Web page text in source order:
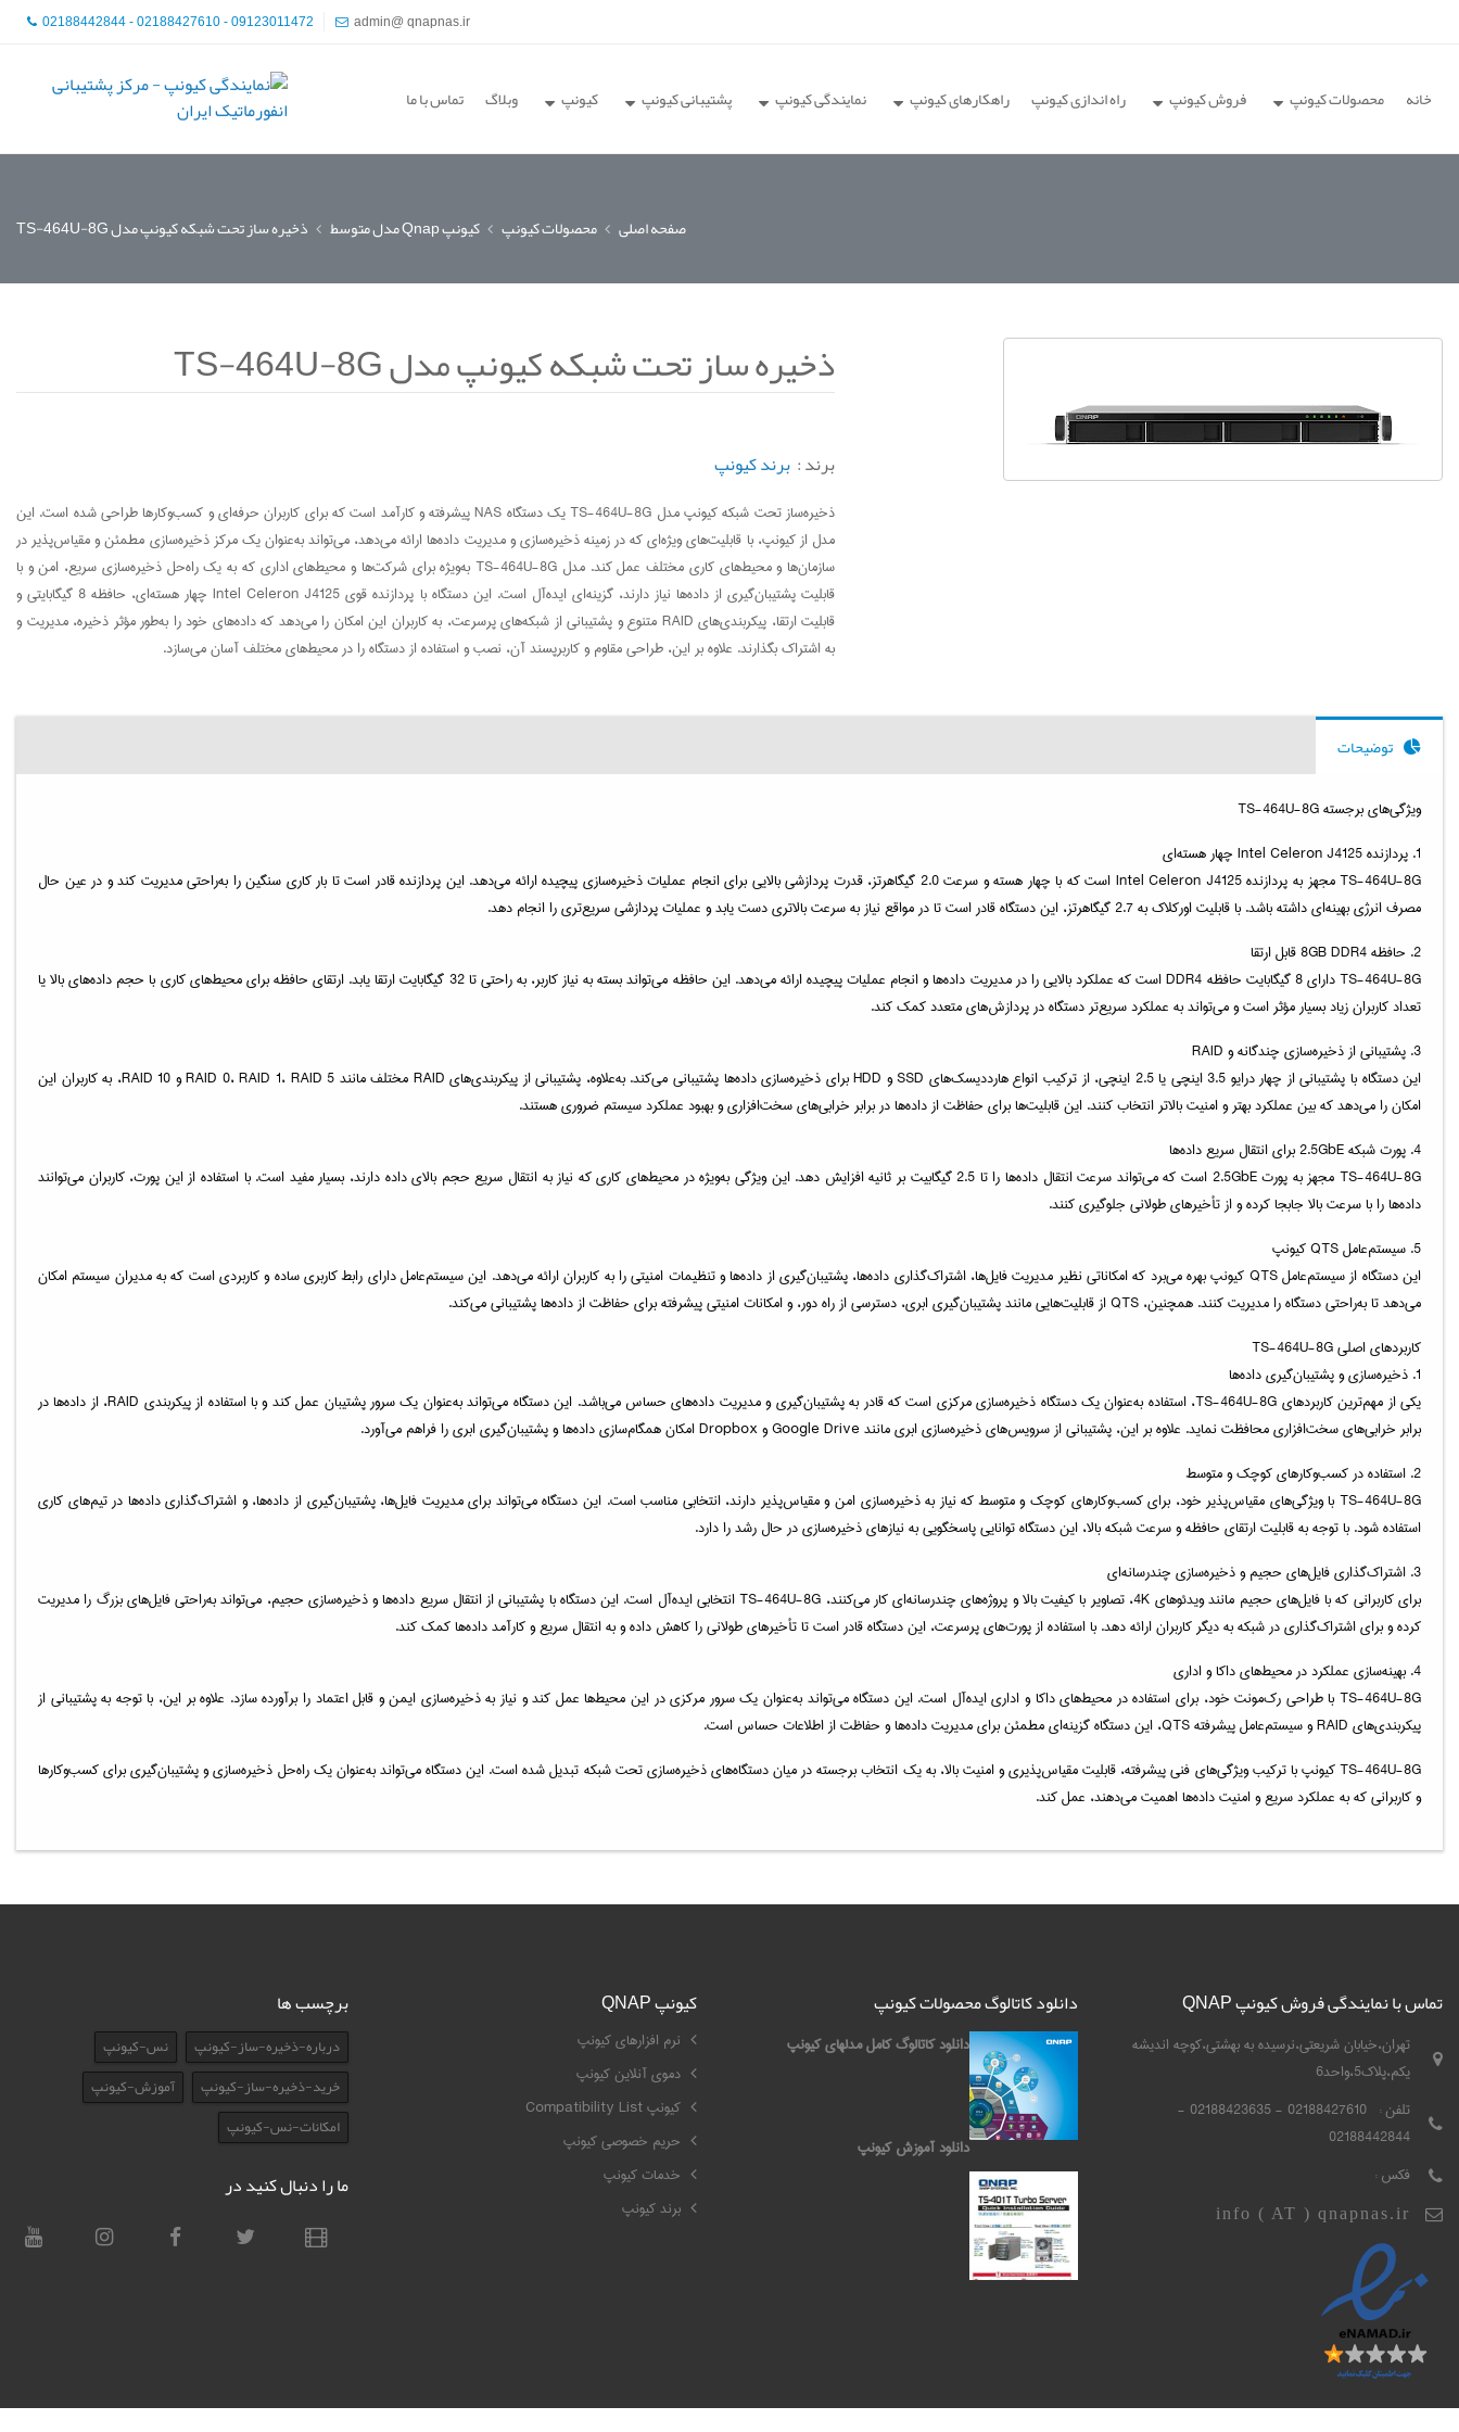
02188442844 - 02188427610 - 09123011472 admin@ qnapnas.ir
خانه محصولات کیونپ فروش کیونپ راه اندازی کیونپ راهکارهای کیونپ نمایندگی کیونپ پشتیبانی کیونپ کیونپ وبلاگ تماس با ما
صفحه اصلی محصولات کیونپ کیونپ Qnap مدل متوسط ذخیره ساز تحت شبکه کیونپ مدل TS-464U-8G
ذخیره ساز تحت شبکه کیونپ مدل TS-464U-8G
برند : برند کیونپ
ذخیره‌ساز تحت شبکه کیونپ مدل TS-464U-8G یک دستگاه NAS پیشرفته و کارآمد است که برای کاربران حرفه‌ای و کسب‌وکارها طراحی شده است. این
مدل از کیونپ، با قابلیت‌های ویژه‌ای که در زمینه ذخیره‌سازی و مدیریت داده‌ها ارائه می‌دهد، می‌تواند به‌عنوان یک مرکز ذخیره‌سازی مطمئن و مقیاس‌پذیر در
سازمان‌ها و محیط‌های کاری مختلف عمل کند. مدل TS-464U-8G به‌ویژه برای شرکت‌ها و محیط‌های اداری که به یک راه‌حل ذخیره‌سازی سریع، امن و با
قابلیت پشتیبان‌گیری از داده‌ها نیاز دارند، گزینه‌ای ایده‌آل است. این دستگاه با پردازنده قوی Intel Celeron J4125 چهار هسته‌ای، حافظه 8 گیگابایتی و
قابلیت ارتقا، پیکربندی‌های RAID متنوع و پشتیبانی از شبکه‌های پرسرعت، به کاربران این امکان را می‌دهد که داده‌های خود را به‌طور مؤثر ذخیره، مدیریت و
به اشتراک بگذارند. علاوه بر این، طراحی مقاوم و کاربرپسند آن، نصب و استفاده از دستگاه را در محیط‌های مختلف آسان می‌سازد.
توضیحات
ویژگی‌های برجسته TS-464U-8G
1. پردازنده Intel Celeron J4125 چهار هسته‌ای
TS-464U-8G مجهز به پردازنده Intel Celeron J4125 است که با چهار هسته و سرعت 2.0 گیگاهرتز، قدرت پردازشی بالایی برای انجام عملیات ذخیره‌سازی پیچیده ارائه می‌دهد. این پردازنده قادر است تا بار کاری سنگین را به‌راحتی مدیریت کند و در عین حال
مصرف انرژی بهینه‌ای داشته باشد. با قابلیت اورکلاک به 2.7 گیگاهرتز، این دستگاه قادر است تا در مواقع نیاز به سرعت بالاتری دست یابد و عملیات پردازشی سریع‌تری را انجام دهد.
2. حافظه 8GB DDR4 قابل ارتقا
TS-464U-8G دارای 8 گیگابایت حافظه DDR4 است که عملکرد بالایی را در مدیریت داده‌ها و انجام عملیات پیچیده ارائه می‌دهد. این حافظه می‌تواند بسته به نیاز کاربر، به راحتی تا 32 گیگابایت ارتقا یابد. ارتقای حافظه برای محیط‌های کاری با حجم داده‌های بالا یا
تعداد کاربران زیاد بسیار مؤثر است و می‌تواند به عملکرد سریع‌تر دستگاه در پردازش‌های متعدد کمک کند.
3. پشتیبانی از ذخیره‌سازی چندگانه و RAID
این دستگاه با پشتیبانی از چهار درایو 3.5 اینچی یا 2.5 اینچی، از ترکیب انواع هارددیسک‌های SSD و HDD برای ذخیره‌سازی داده‌ها پشتیبانی می‌کند. به‌علاوه، پشتیبانی از پیکربندی‌های RAID مختلف مانند RAID 0، RAID 1، RAID 5 و RAID 10، به کاربران این
امکان را می‌دهد که بین عملکرد بهتر و امنیت بالاتر انتخاب کنند. این قابلیت‌ها برای حفاظت از داده‌ها در برابر خرابی‌های سخت‌افزاری و بهبود عملکرد سیستم ضروری هستند.
4. پورت شبکه 2.5GbE برای انتقال سریع داده‌ها
TS-464U-8G مجهز به پورت 2.5GbE است که می‌تواند سرعت انتقال داده‌ها را تا 2.5 گیگابیت بر ثانیه افزایش دهد. این ویژگی به‌ویژه در محیط‌های کاری که نیاز به انتقال سریع حجم بالای داده دارند، بسیار مفید است. با استفاده از این پورت، کاربران می‌توانند
داده‌ها را با سرعت بالا جابجا کرده و از تأخیرهای طولانی جلوگیری کنند.
5. سیستم‌عامل QTS کیونپ
این دستگاه از سیستم‌عامل QTS کیونپ بهره می‌برد که امکاناتی نظیر مدیریت فایل‌ها، اشتراک‌گذاری داده‌ها، پشتیبان‌گیری از داده‌ها و تنظیمات امنیتی را به کاربران ارائه می‌دهد. این سیستم‌عامل دارای رابط کاربری ساده و کاربردی است که به مدیران سیستم امکان
می‌دهد تا به‌راحتی دستگاه را مدیریت کنند. همچنین، QTS از قابلیت‌هایی مانند پشتیبان‌گیری ابری، دسترسی از راه دور، و امکانات امنیتی پیشرفته برای حفاظت از داده‌ها پشتیبانی می‌کند.
کاربردهای اصلی TS-464U-8G
1. ذخیره‌سازی و پشتیبان‌گیری داده‌ها
یکی از مهم‌ترین کاربردهای TS-464U-8G، استفاده به‌عنوان یک دستگاه ذخیره‌سازی مرکزی است که قادر به پشتیبان‌گیری و مدیریت داده‌های حساس می‌باشد. این دستگاه می‌تواند به‌عنوان یک سرور پشتیبان عمل کند و با استفاده از پیکربندی RAID، از داده‌ها در
برابر خرابی‌های سخت‌افزاری محافظت نماید. علاوه بر این، پشتیبانی از سرویس‌های ذخیره‌سازی ابری مانند Google Drive و Dropbox امکان همگام‌سازی داده‌ها و پشتیبان‌گیری ابری را فراهم می‌آورد.
2. استفاده در کسب‌وکارهای کوچک و متوسط
TS-464U-8G با ویژگی‌های مقیاس‌پذیر خود، برای کسب‌وکارهای کوچک و متوسط که نیاز به ذخیره‌سازی امن و مقیاس‌پذیر دارند، انتخابی مناسب است. این دستگاه می‌تواند برای مدیریت فایل‌ها، پشتیبان‌گیری از داده‌ها، و اشتراک‌گذاری داده‌ها در تیم‌های کاری
استفاده شود. با توجه به قابلیت ارتقای حافظه و سرعت شبکه بالا، این دستگاه توانایی پاسخگویی به نیازهای ذخیره‌سازی در حال رشد را دارد.
3. اشتراک‌گذاری فایل‌های حجیم و ذخیره‌سازی چندرسانه‌ای
برای کاربرانی که با فایل‌های حجیم مانند ویدئوهای 4K، تصاویر با کیفیت بالا و پروژه‌های چندرسانه‌ای کار می‌کنند، TS-464U-8G انتخابی ایده‌آل است. این دستگاه با پشتیبانی از انتقال سریع داده‌ها و ذخیره‌سازی حجیم، می‌تواند به‌راحتی فایل‌های بزرگ را مدیریت
کرده و برای اشتراک‌گذاری در شبکه به دیگر کاربران ارائه دهد. با استفاده از پورت‌های پرسرعت، این دستگاه قادر است تا تأخیرهای طولانی را کاهش داده و به انتقال سریع و کارآمد داده‌ها کمک کند.
4. بهینه‌سازی عملکرد در محیط‌های داکا و اداری
TS-464U-8G با طراحی رک‌مونت خود، برای استفاده در محیط‌های داکا و اداری ایده‌آل است. این دستگاه می‌تواند به‌عنوان یک سرور مرکزی در این محیط‌ها عمل کند و نیاز به ذخیره‌سازی ایمن و قابل اعتماد را برآورده سازد. علاوه بر این، با توجه به پشتیبانی از
پیکربندی‌های RAID و سیستم‌عامل پیشرفته QTS، این دستگاه گزینه‌ای مطمئن برای مدیریت داده‌ها و حفاظت از اطلاعات حساس است.
TS-464U-8G کیونپ با ترکیب ویژگی‌های فنی پیشرفته، قابلیت مقیاس‌پذیری و امنیت بالا، به یک انتخاب برجسته در میان دستگاه‌های ذخیره‌سازی تحت شبکه تبدیل شده است. این دستگاه می‌تواند به‌عنوان یک راه‌حل ذخیره‌سازی و پشتیبان‌گیری برای کسب‌وکارها
و کاربرانی که به عملکرد سریع و امنیت داده‌ها اهمیت می‌دهند، عمل کند.
تماس با نمایندگی فروش کیونپ QNAP
تهران،خیابان شریعتی،نرسیده به بهشتی،کوچه اندیشه
یکم،پلاک5،واحد6
تلفن :
02188427610 - 02188423635 -
02188442844
فکس :
info ( AT ) qnapnas.ir
دانلود کاتالوگ محصولات کیونپ
دانلود کاتالوگ کامل مدلهای کیونپ
دانلود آموزش کیونپ
کیونپ QNAP
نرم افزارهای کیونپ
دموی آنلاین کیونپ
کیونپ Compatibility List
حریم خصوصی کیونپ
خدمات کیونپ
برند کیونپ
برچسب ها
درباره-ذخیره-ساز-کیونپ
نس-کیونپ
خرید-ذخیره-ساز-کیونپ
آموزش-کیونپ
امکانات-نس-کیونپ
ما را دنبال کنید در